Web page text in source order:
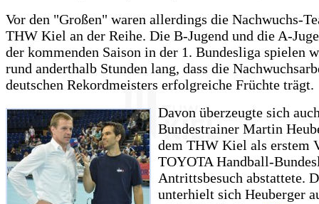
Vor den "Großen" waren allerdings die Nachwuchs-
THW Kiel an der Reihe. Die B-Jugend und die A-
der kommenden Saison in der 1. Bundesliga spielen
rund anderthalb Stunden lang, dass die
deutschen Rekordmeisters erfolgreiche Früchte trägt.
Davon überzeugte sich
Bundestrainer Martin
dem THW Kiel als erstem
TOYOTA Handball-
Antrittsbesuch abstattete.
unterhielt sich Heuberger